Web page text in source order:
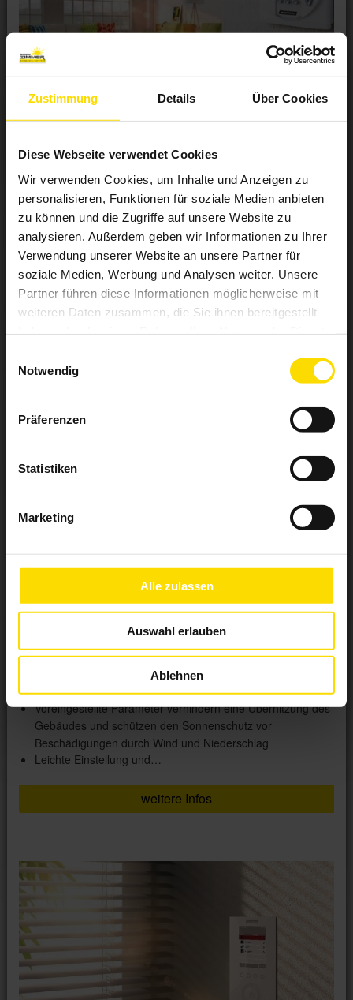
Zustimmung Details Über Cookies
Diese Webseite verwendet Cookies
Wir verwenden Cookies, um Inhalte und Anzeigen zu
personalisieren, Funktionen für soziale Medien anbieten
zu können und die Zugriffe auf unsere Website zu
analysieren. Außerdem geben wir Informationen zu Ihrer
Verwendung unserer Website an unsere Partner für
soziale Medien, Werbung und Analysen weiter. Unsere
Partner führen diese Informationen möglicherweise mit
weiteren Daten zusammen, die Sie ihnen bereitgestellt
Notwendig
Präferenzen
Statistiken
Marketing
Alle zulassen
Auswahl erlauben
Ablehnen
Mehr Komfort und Sicherheit
Intelligente Anwesenheitssimulation: Das Haus wirkt auch in
Abwesenheit bewohnt und wird vor Einbrechern geschützt
Umstellung von Sommer- auf Winterzeit erfolgt automatisch
Astrofunktion passt Fahrbefehle optimal an
Dämmerungszeiten an
Zeitschaltuhr: Für einzelne Wochentage, das…
weitere Infos
Minitronic dialog
Automation nach Umgebungseinflüssen
Aufwenden der Lamellen an der Zentrale oder bequem
über den EWFS Handsender
Voreingestellte Parameter verhindern eine Überhitzung des
Gebäudes und schützen den Sonnenschutz vor
Beschädigungen durch Wind und Niederschlag
Leichte Einstellung und…
weitere Infos